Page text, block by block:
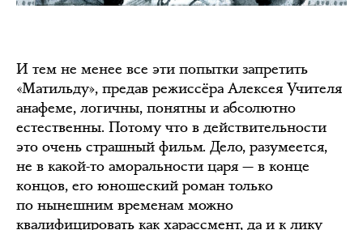
И тем не менее все эти попытки запретить
«Матильду», предав режиссёра Алексея Учителя
анафеме, логичны, понятны и абсолютно
естественны. Потому что в действительности
это очень страшный фильм. Дело, разумеется,
не в какой-то аморальности царя — в конце
концов, его юношеский роман только
по нынешним временам можно
квалифицировать как харассмент, да и к лику